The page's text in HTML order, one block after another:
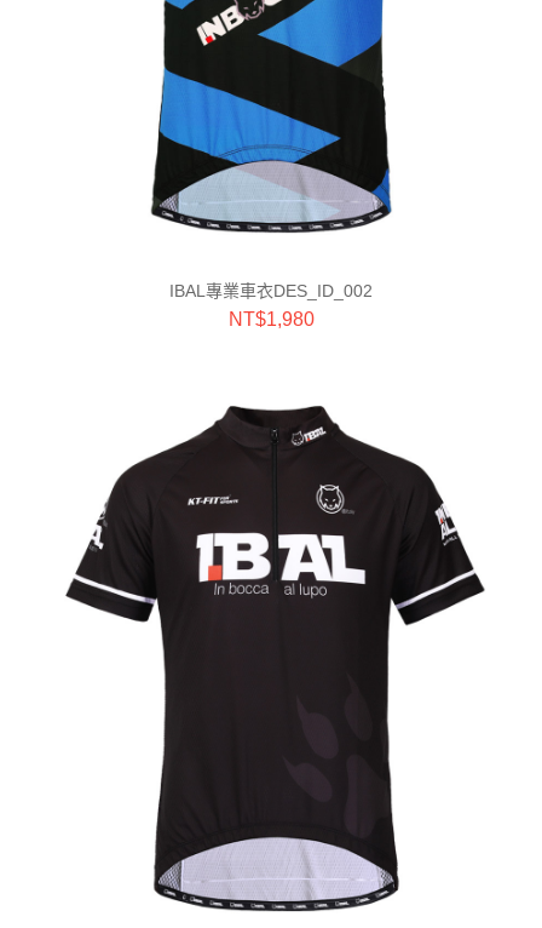
IBAL專業車衣DES_ID_002
NT$1,980